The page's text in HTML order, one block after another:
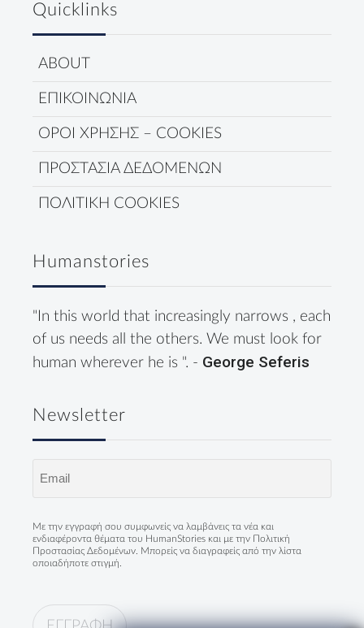
Quicklinks
ABOUT
ΕΠΙΚΟΙΝΩΝΙΑ
ΟΡΟΙ ΧΡΗΣΗΣ – COOKIES
ΠΡΟΣΤΑΣΙΑ ΔΕΔΟΜΕΝΩΝ
ΠΟΛΙΤΙΚΗ COOKIES
Humanstories
"In this world that increasingly narrows , each
of us needs all the others. We must look for
human wherever he is ". - George Seferis
Newsletter
Με την εγγραφή σου συμφωνείς να λαμβάνεις τα νέα και
ενδιαφέροντα θέματα του HumanStories και με την Πολιτική
Προστασίας Δεδομένων . Μπορείς να διαγραφείς από την λίστα
οποιαδήποτε στιγμή.